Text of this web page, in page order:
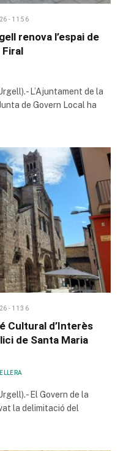
- 11:56
renova l’espai de
L’Ajuntament de la
de Govern Local ha
- 11:36
Cultural d’Interès
de Santa Maria
El Govern de la
la delimitació del